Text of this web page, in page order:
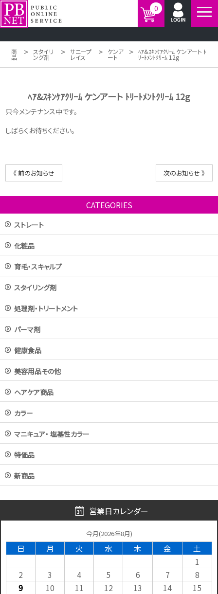
0
商
品 > スタイリ
ング剤 > サニープ
レイス > ケンア
ート > ﾍｱ&ｽｷﾝｹｱｸﾘｰﾑ ケンアート ﾄ
ﾘｰﾄﾒﾝﾄｸﾘｰﾑ 12g
ﾍｱ&ｽｷﾝｹｱｸﾘｰﾑ ケンアート ﾄﾘｰﾄﾒﾝﾄｸﾘｰﾑ 12g
只今メンテナンス中です。
しばらくお待ちください。
《 前のお知らせ 次のお知らせ 》
CATEGORIES
ストレート
化粧品
育毛・スキャルプ
スタイリング剤
処理剤・トリートメント
パーマ剤
健康食品
美容用品その他
ヘアケア商品
カラー
マニキュア・ 塩基性カラー
特価品
新商品
営業日カレンダー
今月(2026年8月)
日 月 火 水 木 金
土
1
2
3 4 5 6 7
8
9
10 11 12 13 14
15